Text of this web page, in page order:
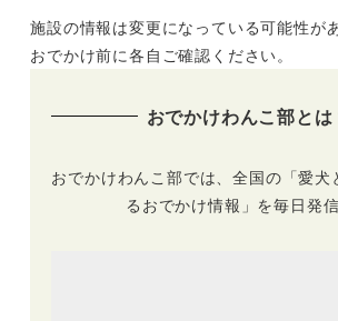
施設の情報は変更になっている可能性が
おでかけ前に各自ご確認ください。
おでかけわんこ部とは
おでかけわんこ部では、全国の「愛犬
るおでかけ情報」を毎日発信